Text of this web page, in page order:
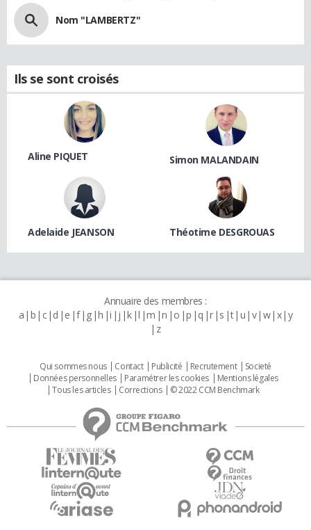
Nom "LAMBERTZ"
Ils se sont croisés
Aline PIQUET Simon MALANDAIN
Adelaide JEANSON Théotime DESGROUAS
Annuaire des membres :
a b c d e f g h i j k l m n o p q r s t u v w x y
z
Qui sommes nous Contact Publicité Recrutement
Societé
Données personnelles
Paramétrer les cookies
Mentions légales
Tous les articles
Corrections © 2022 CCM Benchmark